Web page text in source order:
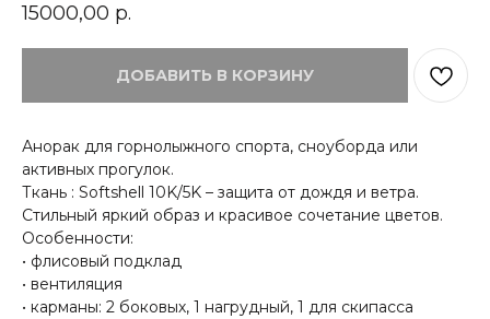
15000,00 р.
ДОБАВИТЬ В КОРЗИНУ
Анорак для горнолыжного спорта, сноуборда или
активных прогулок.
Ткань : Softshell 10K/5K – защита от дождя и ветра.
Стильный яркий образ и красивое сочетание цветов.
Особенности:
• флисовый подклад
• вентиляция
• карманы: 2 боковых, 1 нагрудный, 1 для скипасса